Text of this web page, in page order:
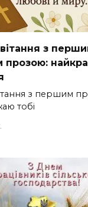
з
прозою:
з першим
тобі